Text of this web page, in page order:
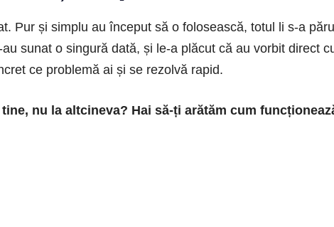
Pur și simplu au început să o folosească, totul li s-a
sunat o singură dată, și le-a plăcut că au vorbit direct
ce problemă ai și se rezolvă rapid.
nu la altcineva? Hai să-ți arătăm cum